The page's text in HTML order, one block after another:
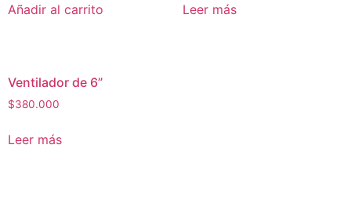
Añadir al carrito Leer más
Ventilador de 6”
$380.000
Leer más